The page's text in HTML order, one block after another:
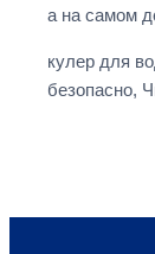
а на самом
кулер для
безопасно,